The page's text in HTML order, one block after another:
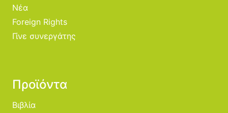
Νέα
Foreign Rights
Γίνε συνεργάτης
Προϊόντα
Βιβλία